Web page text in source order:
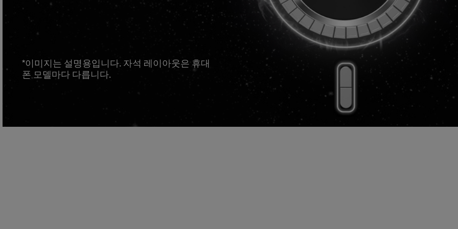
*이미지는 설명용입니다. 자석 레이아웃은 휴대
폰 모델마다 다릅니다.